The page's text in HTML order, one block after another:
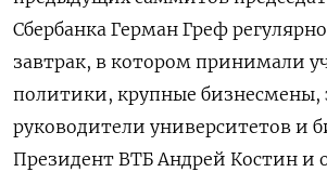
Сбербанка Герман Греф
завтрак, в котором принимали
политики, крупные бизнесмены,
руководители университетов и
Президент ВТБ Андрей Костин и